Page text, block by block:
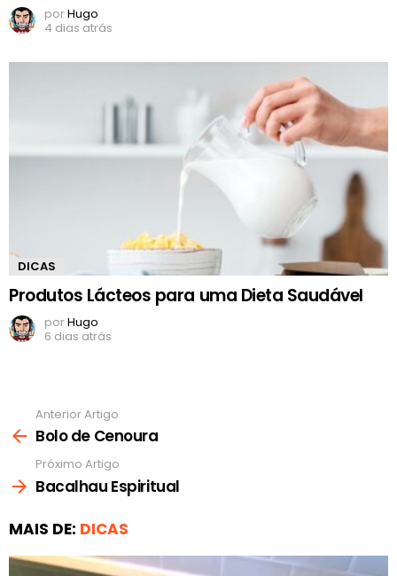
porHugo
4 dias atrás
DICAS
Produtos Lácteos para uma Dieta Saudável
porHugo
6 dias atrás
mais
Anterior Artigo
Bolo de Cenoura
Próximo Artigo
Bacalhau Espiritual
MAIS DE: DICAS